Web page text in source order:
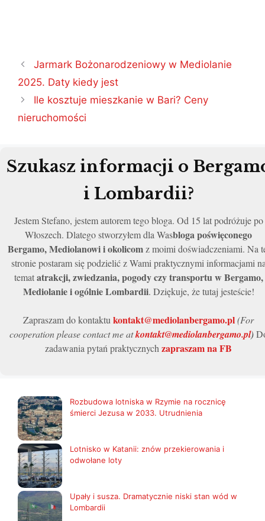
Nawigacja
wpisu
Jarmark Bożonarodzeniowy w Mediolanie
2025. Daty kiedy jest
Ile kosztuje mieszkanie w Bari? Ceny
nieruchomości
Szukasz informacji o
i Lombardii?
Jestem Stefano, jestem autorem tego bloga. Od 15 lat podróżuje po
Włoszech. Dlatego stworzyłem dla Wasbloga poświęconego
Bergamo, Mediolanowi i okolicomz moimi doświadczeniami. Na
stronie postaram się podzielić z Wami praktycznymi informacjami
tematatrakcji, zwiedzania, pogody czy transportu w Bergamo,
Mediolanie i ogólnie Lombardii. Dziękuje, że tutaj jesteście!
Zapraszam do kontaktu kontakt@mediolanbergamo.pl(For
cooperation please contact me atkontakt@mediolanbergamo.pl)
zadawania pytań praktycznych zapraszam na FB
Rozbudowa lotniska w Rzymie na rocznicę
śmierci Jezusa w 2033. Utrudnienia
Lotnisko w Katanii: znów przekierowania i
odwołane loty
Upały i susza. Dramatycznie niski stan wód w
Lombardii